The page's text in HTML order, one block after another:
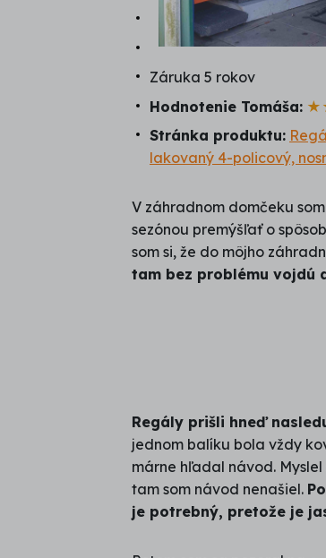
Záruka 5 rokov
Hodnotenie Tomáša:
Stránka produktu:
lakovaný 4-policový,
V záhradnom domčeku
sezónou premýšľať o
som si, že do môjho
tam bez problému vojdú
Regály prišli hneď
jednom balíku bola vždy
márne hľadal návod.
tam som návod nenašiel.
je potrebný, pretože je